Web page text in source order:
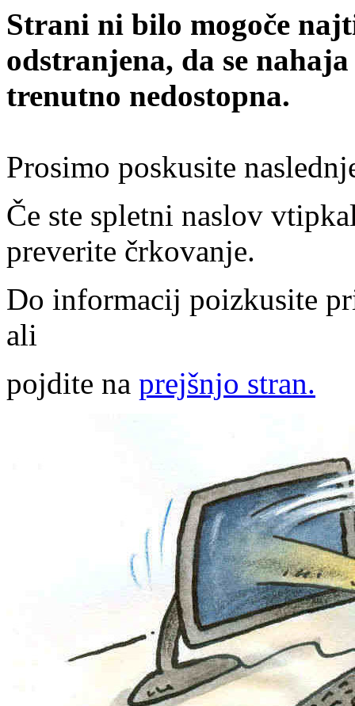
Strani ni bilo mogoče
odstranjena, da se
trenutno nedostopna.
Prosimo poskusite
Če ste spletni naslov
preverite črkovanje.
Do informacij poizkusite
ali
pojdite na prejšnjo stran.